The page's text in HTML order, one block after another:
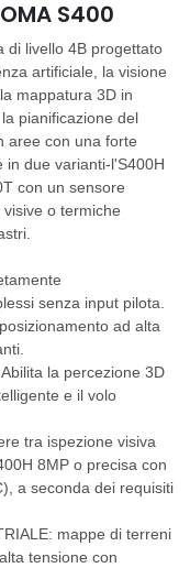
S400
di livello 4B progettato
artificiale, la visione
mappatura 3D in
pianificazione del
aree con una forte
in due varianti-l'S400H
con un sensore
o termiche
senza input pilota.
ad alta
la percezione 3D
e il volo
tra ispezione visiva
8MP o precisa con
a seconda dei requisiti
mappe di terreni
tensione con